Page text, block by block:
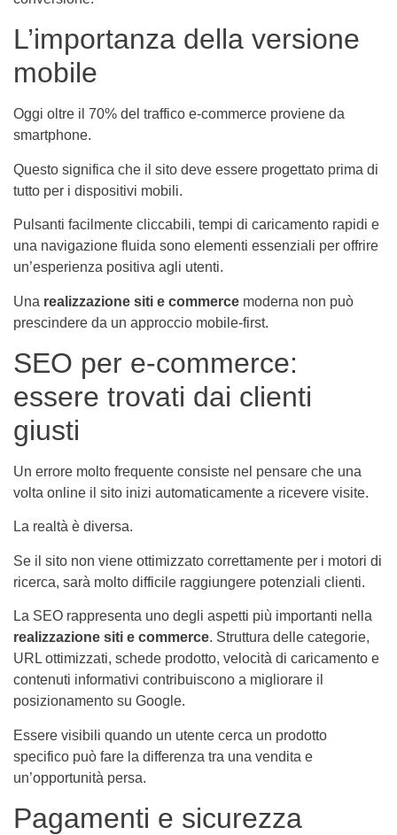
L’importanza della versione
mobile
Oggi oltre il 70% del traffico e-commerce proviene da
smartphone.
Questo significa che il sito deve essere progettato prima di
tutto per i dispositivi mobili.
Pulsanti facilmente cliccabili, tempi di caricamento rapidi e
una navigazione fluida sono elementi essenziali per offrire
un’esperienza positiva agli utenti.
Una realizzazione siti e commerce moderna non può
prescindere da un approccio mobile-first.
SEO per e-commerce:
essere trovati dai clienti
giusti
Un errore molto frequente consiste nel pensare che una
volta online il sito inizi automaticamente a ricevere visite.
La realtà è diversa.
Se il sito non viene ottimizzato correttamente per i motori di
ricerca, sarà molto difficile raggiungere potenziali clienti.
La SEO rappresenta uno degli aspetti più importanti nella
realizzazione siti e commerce. Struttura delle categorie,
URL ottimizzati, schede prodotto, velocità di caricamento e
contenuti informativi contribuiscono a migliorare il
posizionamento su Google.
Essere visibili quando un utente cerca un prodotto
specifico può fare la differenza tra una vendita e
un’opportunità persa.
Pagamenti e sicurezza